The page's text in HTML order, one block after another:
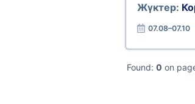
Жүктер:
07.08–07.10
Found: 0 on